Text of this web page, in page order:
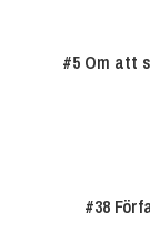
#5 Om att
#38